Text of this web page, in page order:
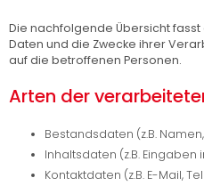
Die nachfolgende Übersicht
Daten und die Zwecke ihrer
auf die betroffenen Personen.
Arten der
Bestandsdaten (z.B.
Inhaltsdaten (z.B.
Kontaktdaten (z.B. E-Mail,